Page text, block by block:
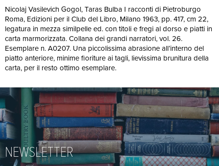
Nicolaj Vasilevich Gogol, Taras Bulba I racconti di Pietroburgo
Roma, Edizioni per il Club del Libro, Milano 1963, pp. 417, cm 22,
legatura in mezza similpelle ed. con titoli e fregi al dorso e piatti in
carta marmorizzata. Collana dei grandi narratori, vol. 26.
Esemplare n. A0207. Una piccolissima abrasione all’interno del
piatto anteriore, minime fioriture ai tagli, lievissima brunitura della
carta, per il resto ottimo esemplare.
NEWSLETTER